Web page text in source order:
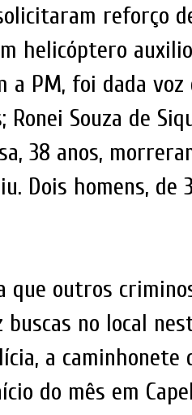
reforço
helicóptero
a PM, foi dada
Souza de
38 anos,
Dois homens, de
que outros
no local
a
do mês em